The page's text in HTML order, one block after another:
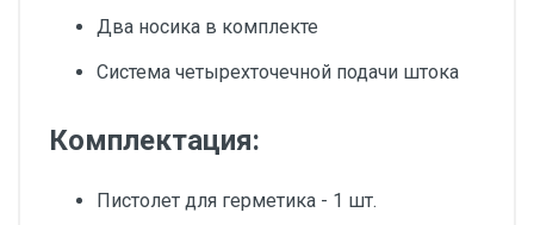
Два носика в комплекте
Система четырехточечной подачи штока
Комплектация:
Пистолет для герметика - 1 шт.